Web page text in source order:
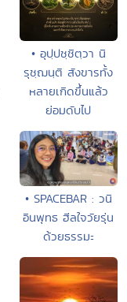
• อุปฺปชฺชิตฺวา นิ
รุชฺฌนฺติ สังขารทั้ง
หลายเกิดขึ้นแล้ว
ย่อมดับไป
• SPACEBAR : วนิ
อินพุทธ ฮีลใจวัยรุ่น
ด้วยธรรมะ